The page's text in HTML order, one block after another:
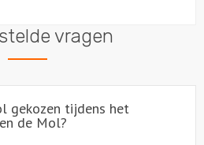
vragen
gekozen tijdens het
de Mol?